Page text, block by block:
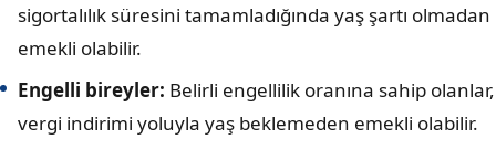
sigortalılık süresini tamamladığında yaş şartı olmadan
emekli olabilir.
Engelli bireyler: Belirli engellilik oranına sahip olanlar,
vergi indirimi yoluyla yaş beklemeden emekli olabilir.